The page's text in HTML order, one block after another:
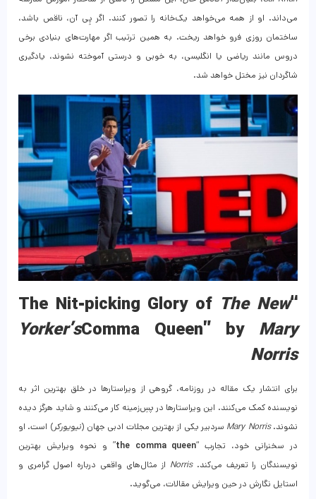
می‌داند. او از همه می‌خواهد یک‌خانه را تصور کنند. اگر پِی آن، ناقص باشد،
ساختمان روزی فرو خواهد ریخت. به همین ترتیب اگر مهارت‌های بنیادی برخی
دروس مانند ریاضی یا انگلیسی، به خوبی و درستی آموخته نشوند، یادگیری
شاگردان نیز مختل خواهد شد.
“The Nit-picking Glory of
The New
Yorker’sComma Queen” byMary
Norris
برای انتشار یک مقاله در روزنامه، گروهی از ویراستارها در خلق بهترین اثر به
نویسنده کمک می‌کنند. این ویراستارها در پسِ‌زمینه کار می‌کنند و شاید هرگز دیده
نشوند.Mary Norris سردبیر یکی از بهترین مجلات ادبی جهان (نیویورکر) است. او
در سخنرانی خود، تجارب “the comma queen” و نحوه ویرایش بهترین
نویسندگان را تعریف می‌کند.Norris از مثال‌های واقعی درباره اصول گرامری و
استایل نگارش در حین ویرایش مقالات، می‌گوید.